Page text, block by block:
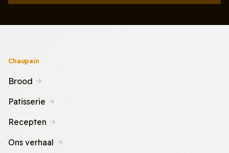
Chaupain
Brood
Patisserie
Recepten
Ons verhaal